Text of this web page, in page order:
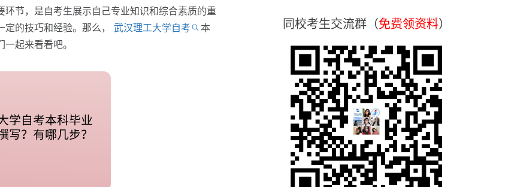
节，是自考生展示自己专业知识和综合素质的重
的技巧和经验。那么，
武汉理工大学自考
本
起来看看吧。
同校考生交流群（免费领资料）